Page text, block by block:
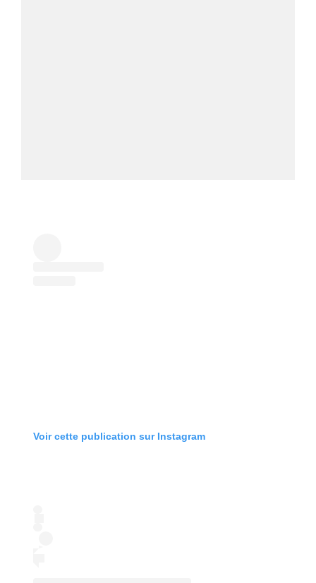
Voir cette publication sur Instagram